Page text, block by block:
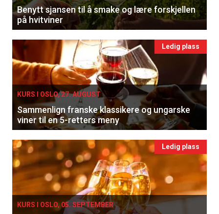
Benytt sjansen til å smake og lære forskjellen
på hvitviner
Ledig plass
KURS I OSLO, 27. AUGUST
Sammenlign franske klassikere og ungarske
viner til en 5-retters meny
Ledig plass
KURS I OSLO, 05. SEPTEMBER